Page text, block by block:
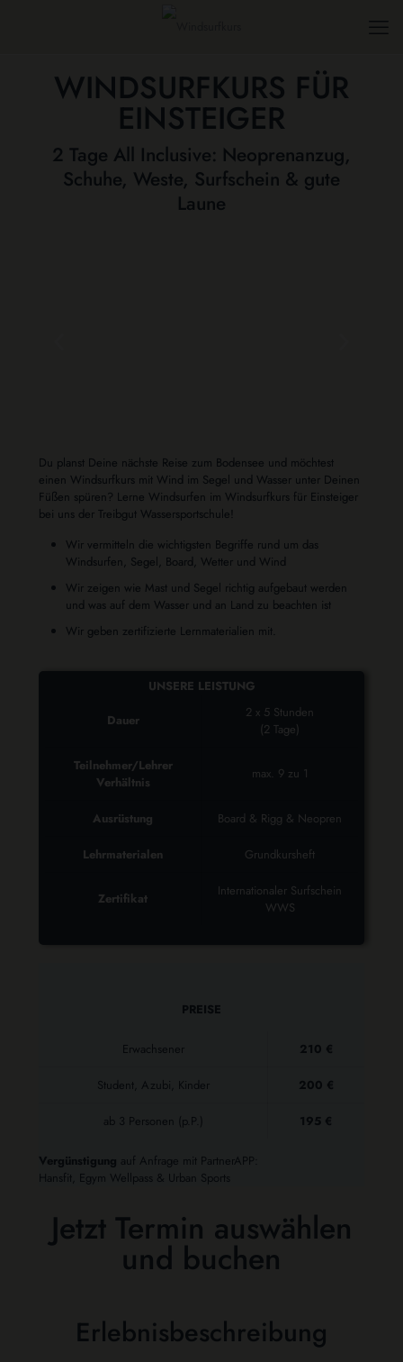
WINDSURFKURS FÜR
EINSTEIGER
2 Tage All Inclusive: Neoprenanzug,
Schuhe, Weste, Surfschein & gute
Laune
Du planst Deine nächste Reise zum Bodensee und möchtest
einen Windsurfkurs mit Wind im Segel und Wasser unter Deinen
Füßen spüren? Lerne Windsurfen im Windsurfkurs für Einsteiger
bei uns der Treibgut Wassersportschule!
Wir vermitteln die wichtigsten Begriffe rund um das
Windsurfen, Segel, Board, Wetter und Wind
Wir zeigen wie Mast und Segel richtig aufgebaut werden
und was auf dem Wasser und an Land zu beachten ist
Wir geben zertifizierte Lernmaterialien mit.
UNSERE LEISTUNG
Dauer
2 x 5 Stunden
(2 Tage)
Teilnehmer/Lehrer
Verhältnis
max. 9 zu 1
Ausrüstung Board & Rigg & Neopren
Lehrmaterialen Grundkursheft
Zertifikat
Internationaler Surfschein
WWS
PREISE
Erwachsener 210 €
Student, Azubi, Kinder 200 €
ab 3 Personen (p.P.) 195 €
Vergünstigung auf Anfrage mit PartnerAPP:
Hansfit, Egym Wellpass & Urban Sports
Jetzt Termin auswählen
und buchen
Erlebnisbeschreibung